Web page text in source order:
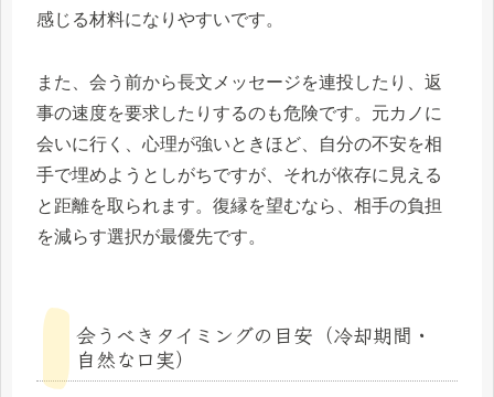
感じる材料になりやすいです。
また、会う前から長文メッセージを連投したり、返
事の速度を要求したりするのも危険です。元カノに
会いに行く、心理が強いときほど、自分の不安を相
手で埋めようとしがちですが、それが依存に見える
と距離を取られます。復縁を望むなら、相手の負担
を減らす選択が最優先です。
会うべきタイミングの目安（冷却期間・
自然な口実）